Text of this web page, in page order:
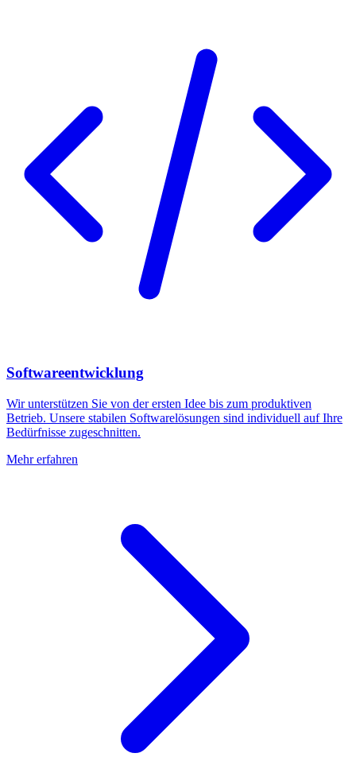
Softwareentwicklung
Wir unterstützen Sie von der ersten Idee bis zum produktiven
Betrieb. Unsere stabilen Softwarelösungen sind individuell auf Ihre
Bedürfnisse zugeschnitten.
Mehr erfahren